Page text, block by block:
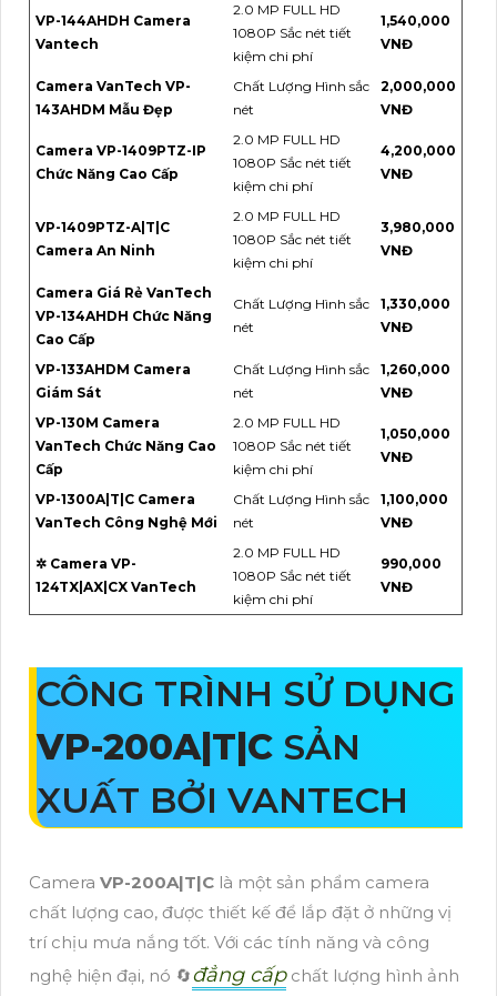
VP-144AHDH Camera
Vantech
2.0 MP FULL HD
1080P Sắc nét tiết
kiệm chi phí
1,540,000
VNĐ
Camera VanTech VP-
143AHDM Mẫu Đẹp
Chất Lượng Hình sắc
nét
2,000,000
VNĐ
Camera VP-1409PTZ-IP
Chức Năng Cao Cấp
2.0 MP FULL HD
1080P Sắc nét tiết
kiệm chi phí
4,200,000
VNĐ
VP-1409PTZ-A|T|C
Camera An Ninh
2.0 MP FULL HD
1080P Sắc nét tiết
kiệm chi phí
3,980,000
VNĐ
Camera Giá Rẻ VanTech
VP-134AHDH Chức Năng
Cao Cấp
Chất Lượng Hình sắc
nét
1,330,000
VNĐ
VP-133AHDM Camera
Giám Sát
Chất Lượng Hình sắc
nét
1,260,000
VNĐ
VP-130M Camera
VanTech Chức Năng Cao
Cấp
2.0 MP FULL HD
1080P Sắc nét tiết
kiệm chi phí
1,050,000
VNĐ
VP-1300A|T|C Camera
VanTech Công Nghệ Mới
Chất Lượng Hình sắc
nét
1,100,000
VNĐ
✲ Camera VP-
124TX|AX|CX VanTech
2.0 MP FULL HD
1080P Sắc nét tiết
kiệm chi phí
990,000
VNĐ
CÔNG TRÌNH SỬ DỤNG
VP-200A|T|C SẢN
XUẤT BỞI VANTECH
Camera VP-200A|T|C là một sản phẩm camera
chất lượng cao, được thiết kế để lắp đặt ở những vị
trí chịu mưa nắng tốt. Với các tính năng và công
nghệ hiện đại, nó 🔄đẳng cấpchất lượng hình ảnh